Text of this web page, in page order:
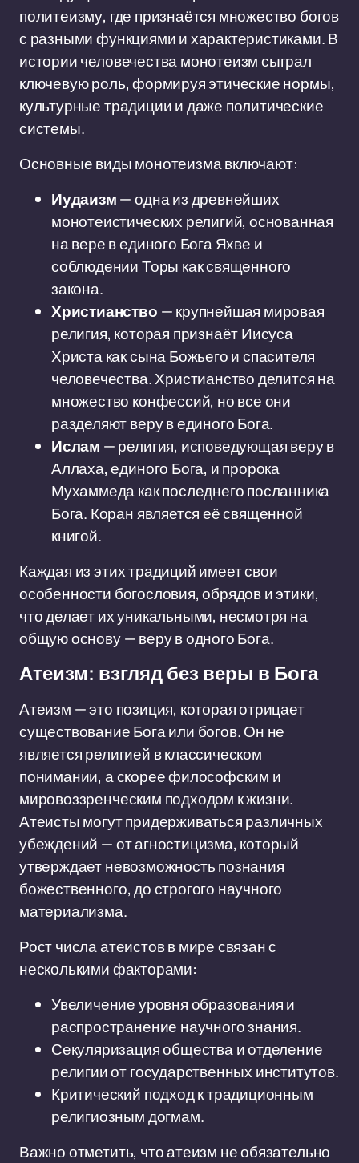
политеизму, где признаётся множество богов
с разными функциями и характеристиками. В
истории человечества монотеизм сыграл
ключевую роль, формируя этические нормы,
культурные традиции и даже политические
системы.
Основные виды монотеизма включают:
Иудаизм— одна из древнейших
монотеистических религий, основанная
на вере в единого Бога Яхве и
соблюдении Торы как священного
закона.
Христианство — крупнейшая мировая
религия, которая признаёт Иисуса
Христа как сына Божьего и спасителя
человечества. Христианство делится на
множество конфессий, но все они
разделяют веру в единого Бога.
Ислам — религия, исповедующая веру в
Аллаха, единого Бога, и пророка
Мухаммеда как последнего посланника
Бога. Коран является её священной
книгой.
Каждая из этих традиций имеет свои
особенности богословия, обрядов и этики,
что делает их уникальными, несмотря на
общую основу — веру в одного Бога.
Атеизм: взгляд без веры в Бога
Атеизм — это позиция, которая отрицает
существование Бога или богов. Он не
является религией в классическом
понимании, а скорее философским и
мировоззренческим подходом к жизни.
Атеисты могут придерживаться различных
убеждений — от агностицизма, который
утверждает невозможность познания
божественного, до строгого научного
материализма.
Рост числа атеистов в мире связан с
несколькими факторами:
Увеличение уровня образования и
распространение научного знания.
Секуляризация общества и отделение
религии от государственных институтов.
Критический подход к традиционным
религиозным догмам.
Важно отметить, что атеизм не обязательно